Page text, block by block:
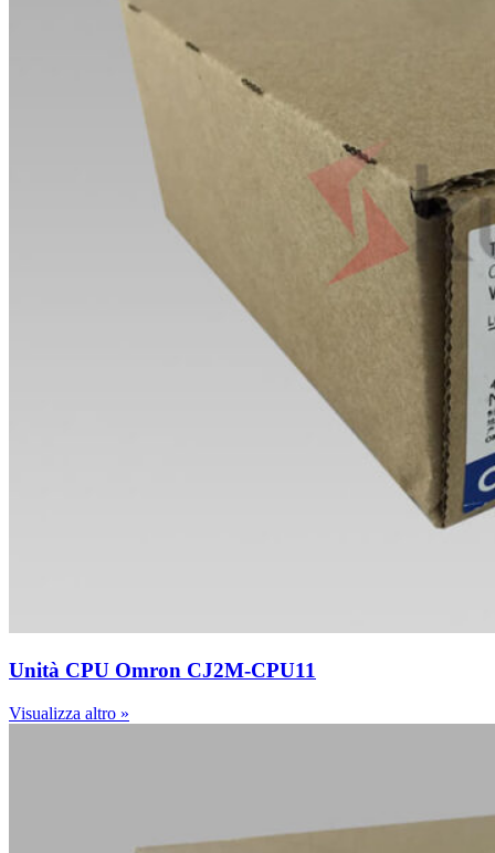
Unità CPU Omron CJ2M-CPU11
Visualizza altro »